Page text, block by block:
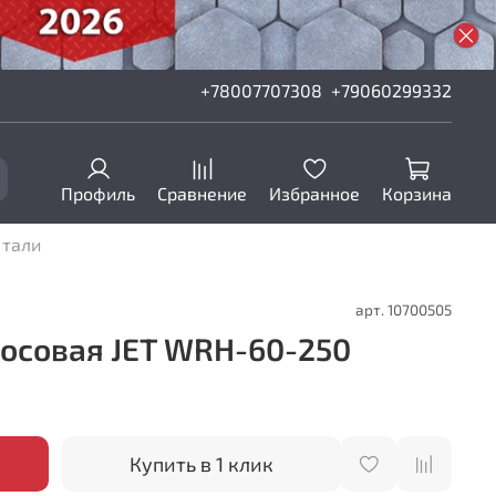
+78007707308 +79060299332
Профиль Сравнение Избранное Корзина
арт. 10700505
JET WRH-60-250
Купить в 1 клик